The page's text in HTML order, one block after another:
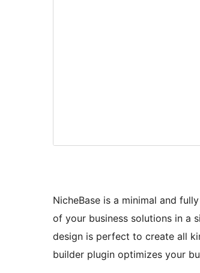
NicheBase is a minimal and
of your business solutions in a
design is perfect to create all
builder plugin optimizes your